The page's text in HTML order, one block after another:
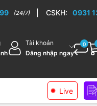
(24/7) CSKH: 0931
Tài khoản
Đăng nhập ngay
0
Live